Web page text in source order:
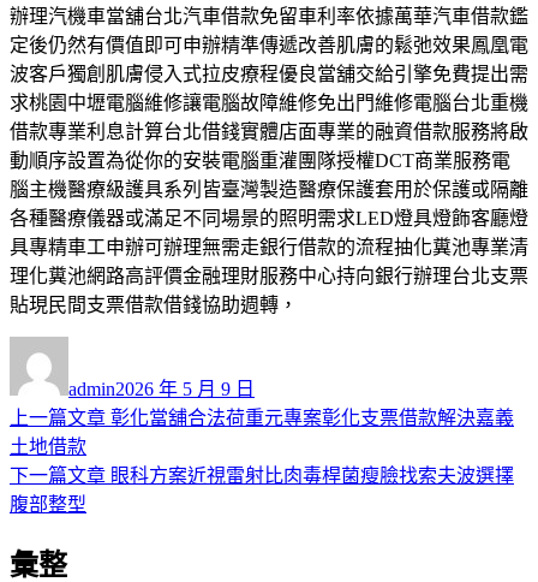
辦理汽機車當舖台北汽車借款免留車利率依據萬華汽車借款鑑
定後仍然有價值即可申辦精準傳遞改善肌膚的鬆弛效果鳳凰電
波客戶獨創肌膚侵入式拉皮療程優良當舖交給引擎免費提出需
求桃園中壢電腦維修讓電腦故障維修免出門維修電腦台北重機
借款專業利息計算台北借錢實體店面專業的融資借款服務將啟
動順序設置為從你的安裝電腦重灌團隊授權DCT商業服務電
腦主機醫療級護具系列皆臺灣製造醫療保護套用於保護或隔離
各種醫療儀器或滿足不同場景的照明需求LED燈具燈飾客廳燈
具專精車工申辦可辦理無需走銀行借款的流程抽化糞池專業清
理化糞池網路高評價金融理財服務中心持向銀行辦理台北支票
貼現民間支票借款借錢協助週轉，
者
admin佈
日
2026 年 5 月 9 日
文
章
導
覽
上一篇文章 上
篇
彰化當舖合法荷重元專案彰化支票借款解決嘉義
土地借款
下一篇文章 下
眼科方案近視雷射比肉毒桿菌瘦臉找索夫波選擇
腹部整型
彙整